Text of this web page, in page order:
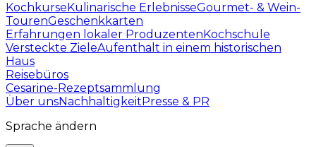
KochkurseKulinarische ErlebnisseGourmet- & Wein-
TourenGeschenkkarten
Erfahrungen lokaler ProduzentenKochschule
Versteckte ZieleAufenthalt in einem historischen
Haus
Reisebüros
Cesarine-Rezeptsammlung
Über unsNachhaltigkeitPresse & PR
Sprache ändern